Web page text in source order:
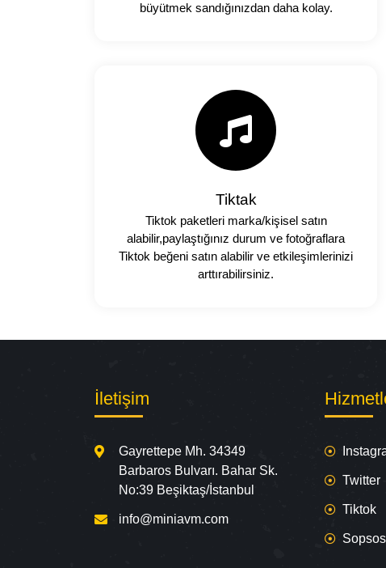
büyütmek sandığınızdan daha kolay.
Tiktak
Tiktok paketleri marka/kişisel satın
alabilir,paylaştığınız durum ve fotoğraflara
Tiktok beğeni satın alabilir ve etkileşimlerinizi
arttırabilirsiniz.
İletişim
Gayrettepe Mh. 34349
Barbaros Bulvarı. Bahar Sk.
No:39 Beşiktaş/İstanbul
info@miniavm.com
Twitter
Tiktok